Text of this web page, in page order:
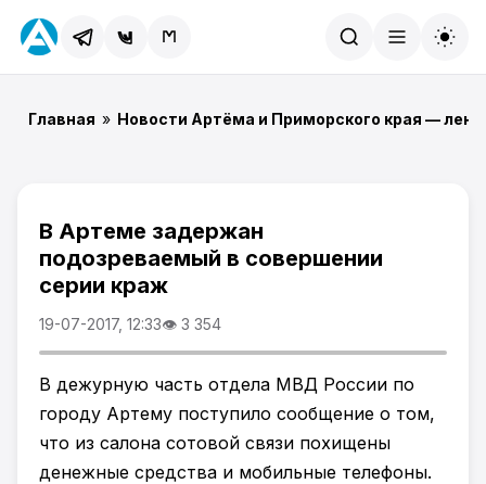
Главная » Новости Артёма и Приморского края —
В Артеме задержан
подозреваемый в совершении
серии краж
19-07-2017, 12:33👁 3 354
В дежурную часть отдела МВД России по
городу Артему поступило сообщение о том,
что из салона сотовой связи похищены
денежные средства и мобильные телефоны.